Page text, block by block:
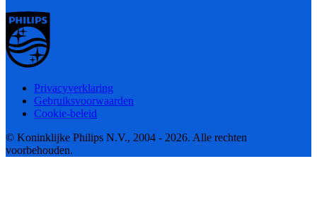
Privacyverklaring
Gebruiksvoorwaarden
Cookie-beleid
© Koninklijke Philips N.V., 2004 - 2026. Alle rechten
voorbehouden.